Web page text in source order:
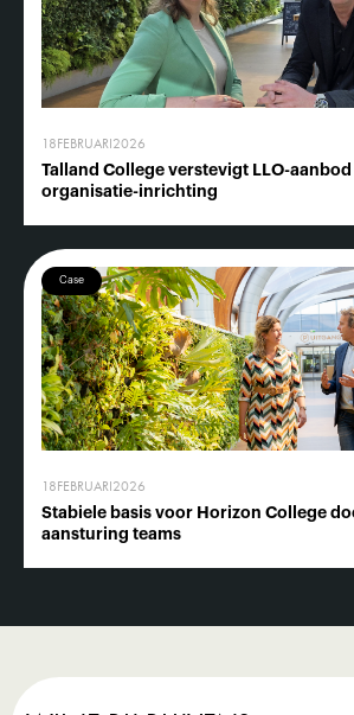
18FEBRUARI2026
Talland College verstevigt LLO-
organisatie-inrichting
Case
18FEBRUARI2026
Stabiele basis voor Horizon College
aansturing teams